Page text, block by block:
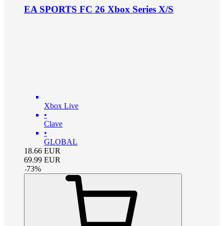
EA SPORTS FC 26 Xbox Series X/S
Xbox Live
•
Clave
•
GLOBAL
18.66 EUR
69.99 EUR
-73%